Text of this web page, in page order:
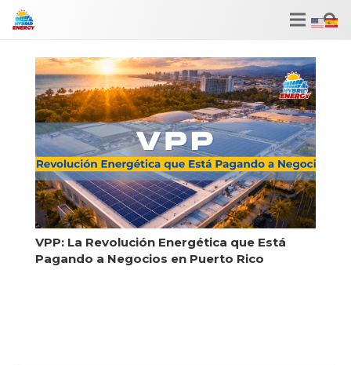
VPP: La Revolución Energética que Está
Pagando a Negocios en Puerto Rico